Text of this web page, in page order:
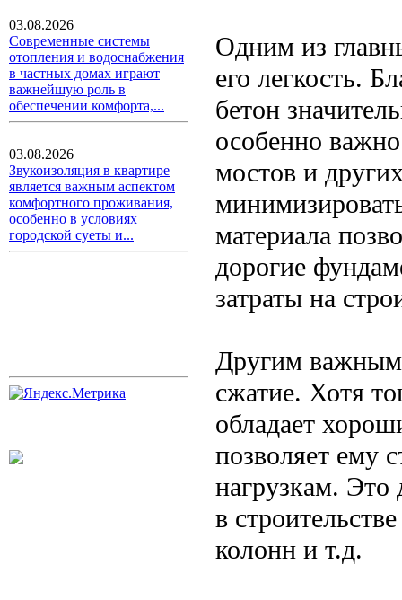
03.08.2026
Современные системы
отопления и водоснабжения
в частных домах играют
важнейшую роль в
обеспечении комфорта,...
03.08.2026
Звукоизоляция в квартире
является важным аспектом
комфортного проживания,
особенно в условиях
городской суеты и...
Одним из
его легкость.
бетон
особенно
мостов и
материала
дорогие
затраты на
Другим важным
сжатие. Хотя
обладает
позволяет ему
нагрузкам. Это
в
колонн и т.д.